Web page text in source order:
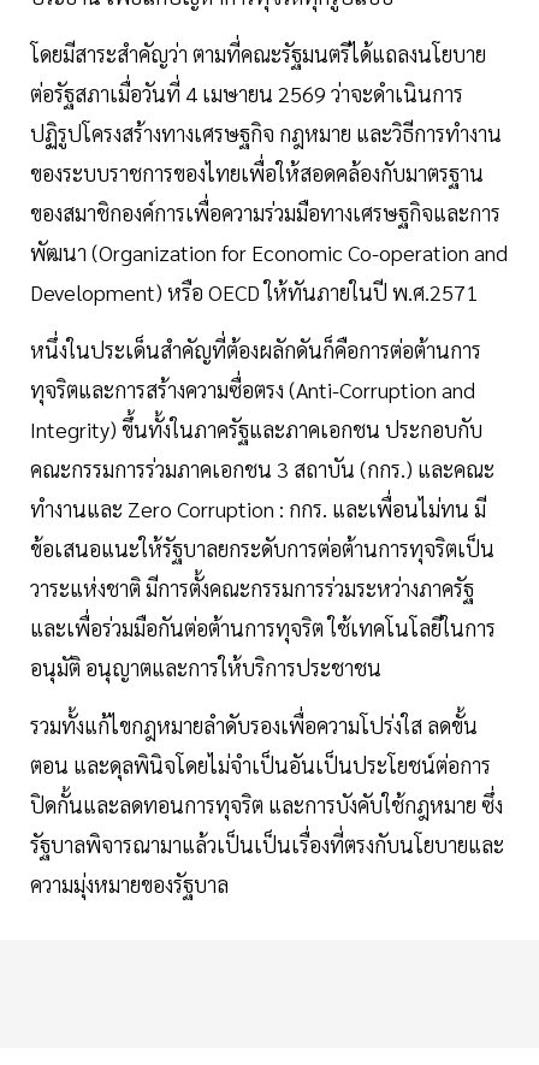
โดยมีสาระสำคัญว่า ตามที่คณะรัฐมนตรีได้แถลงนโยบาย
ต่อรัฐสภาเมื่อวันที่ 4 เมษายน 2569 ว่าจะดำเนินการ
ปฏิรูปโครงสร้างทางเศรษฐกิจ กฎหมาย และวิธีการทำงาน
ของระบบราชการของไทยเพื่อให้สอดคล้องกับมาตรฐาน
ของสมาชิกองค์การเพื่อความร่วมมือทางเศรษฐกิจและการ
พัฒนา (Organization for Economic Co-operation and
Development) หรือ OECD ให้ทันภายในปี พ.ศ.2571
หนึ่งในประเด็นสำคัญที่ต้องผลักดันก็คือการต่อต้านการ
ทุจริตและการสร้างความซื่อตรง (Anti-Corruption and
Integrity) ขึ้นทั้งในภาครัฐและภาคเอกชน ประกอบกับ
คณะกรรมการร่วมภาคเอกชน 3 สถาบัน (กกร.) และคณะ
ทำงานและ Zero Corruption : กกร. และเพื่อนไม่ทน มี
ข้อเสนอแนะให้รัฐบาลยกระดับการต่อต้านการทุจริตเป็น
วาระแห่งชาติ มีการตั้งคณะกรรมการร่วมระหว่างภาครัฐ
และเพื่อร่วมมือกันต่อต้านการทุจริต ใช้เทคโนโลยีในการ
อนุมัติ อนุญาตและการให้บริการประชาชน
รวมทั้งแก้ไขกฎหมายลำดับรองเพื่อความโปร่งใส ลดขั้น
ตอน และดุลพินิจโดยไม่จำเป็นอันเป็นประโยชน์ต่อการ
ปิดกั้นและลดทอนการทุจริต และการบังคับใช้กฎหมาย ซึ่ง
รัฐบาลพิจารณามาแล้วเป็นเป็นเรื่องที่ตรงกับนโยบายและ
ความมุ่งหมายของรัฐบาล